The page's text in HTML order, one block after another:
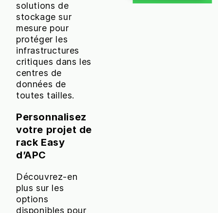
solutions de
stockage sur
mesure pour
protéger les
infrastructures
critiques dans les
centres de
données de
toutes tailles.
Personnalisez
votre projet de
rack Easy
d’APC
Découvrez-en
plus sur les
options
disponibles pour